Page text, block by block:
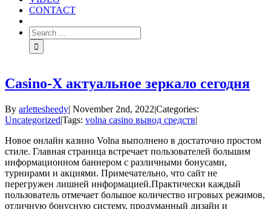
CONTACT
Casino-X актуальное зеркало сегодня
By arlettesheedy| November 2nd, 2022|Categories:
Uncategorized|Tags: volna casino вывод средств|
Новое онлайн казино Volna выполнено в достаточно простом
стиле. Главная страница встречает пользователей большим
информационном баннером с различными бонусами,
турнирами и акциями. Примечательно, что сайт не
перегружен лишней информацией.Практически каждый
пользователь отмечает большое количество игровых режимов,
отличную бонусную систему, продуманный дизайн и